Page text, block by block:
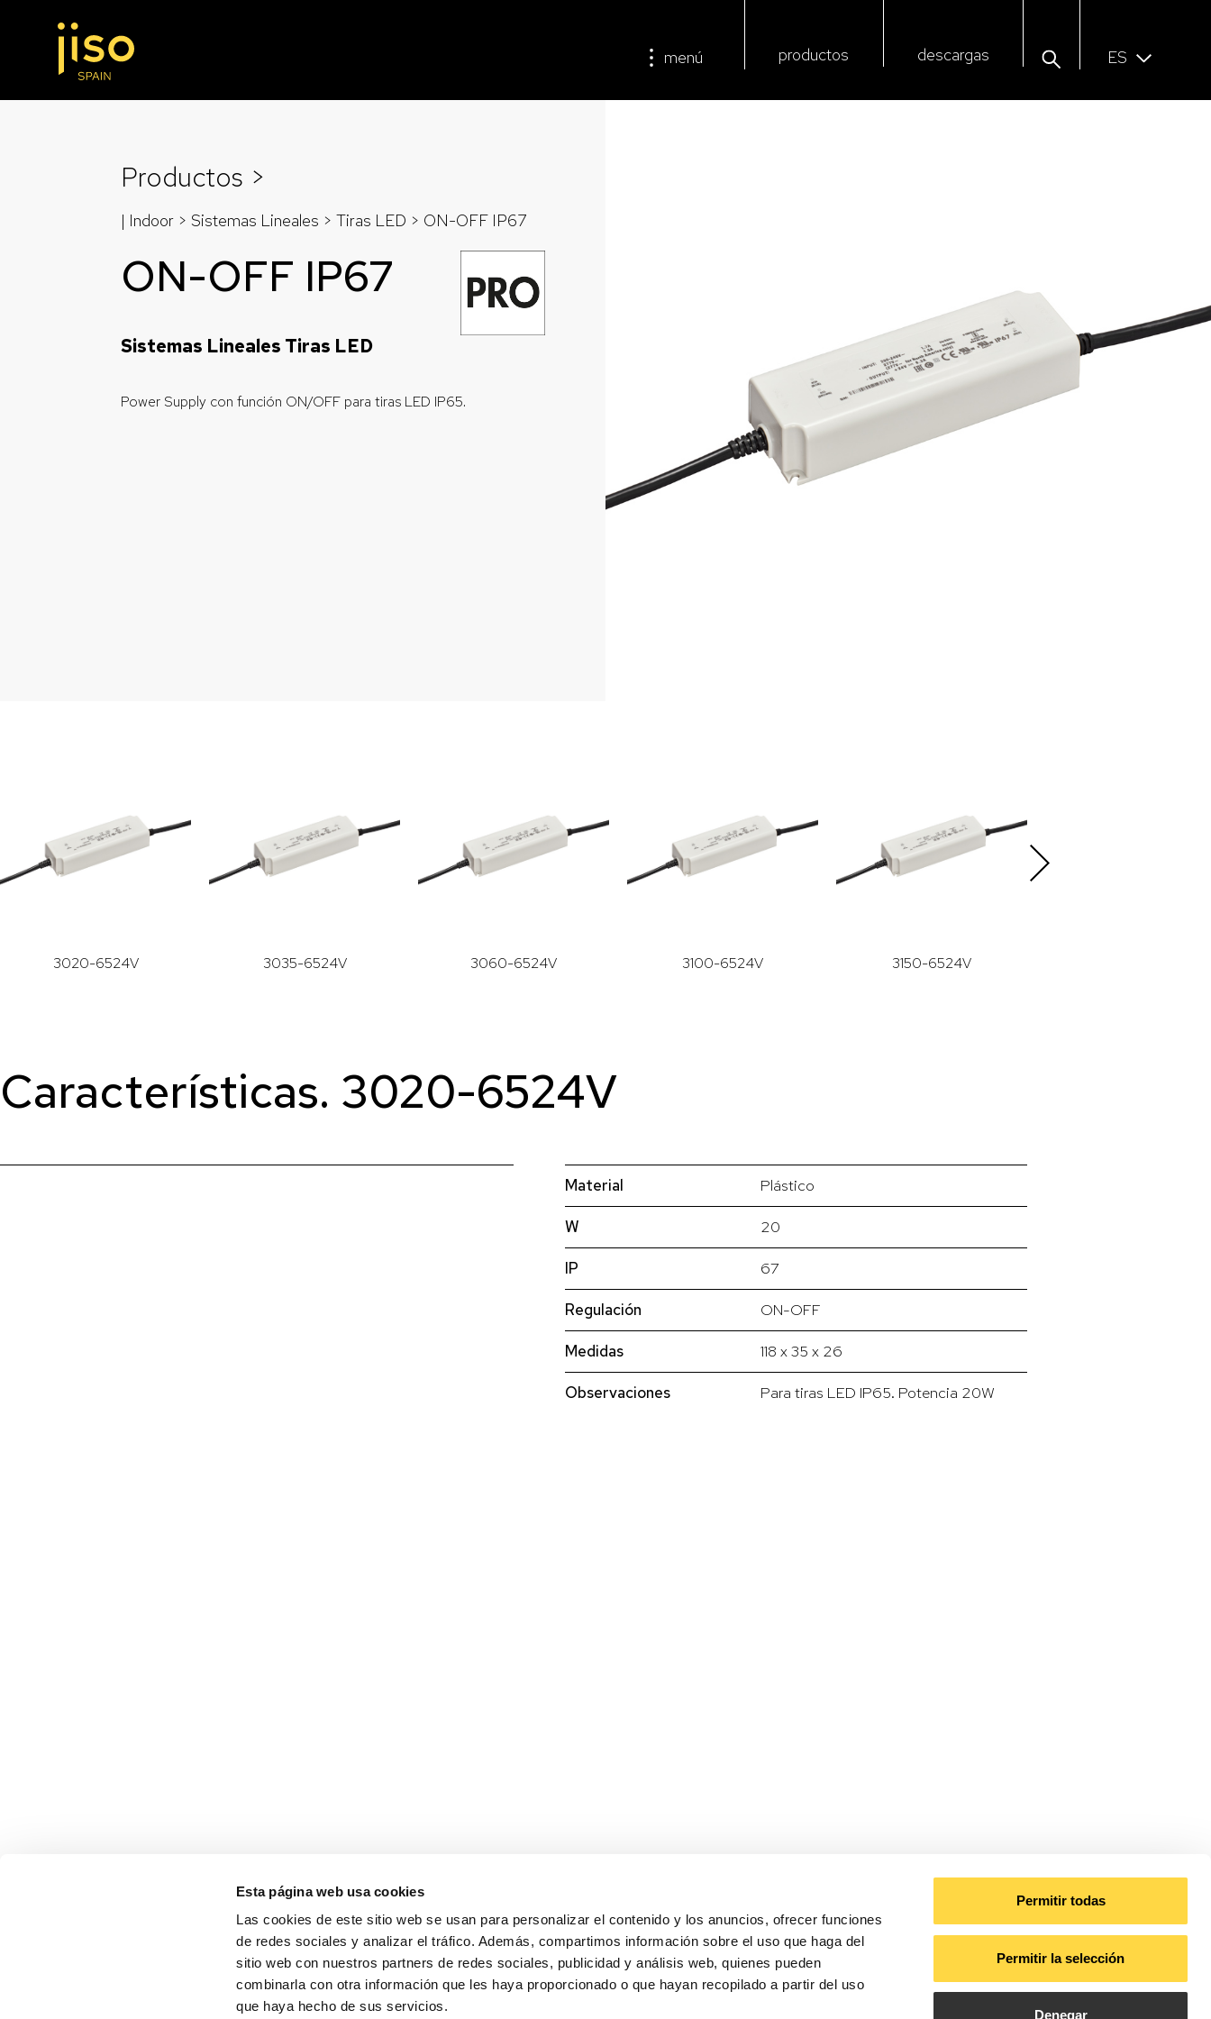
Esta página web usa cookies
Las cookies de este sitio web se usan para personalizar el contenido y los anuncios, ofrecer funciones
de redes sociales y analizar el tráfico. Además, compartimos información sobre el uso que haga del
sitio web con nuestros partners de redes sociales, publicidad y análisis web, quienes pueden
combinarla con otra información que les haya proporcionado o que hayan recopilado a partir del uso
que haya hecho de sus servicios.
Permitir todas
Permitir la selección
Denegar
menú productos descargas ES
Productos >
| Indoor > Sistemas Lineales >Tiras LED > ON-OFF IP67
ON-OFF IP67
Sistemas Lineales Tiras LED
Power Supply con función ON/OFF para tiras LED IP65.
3020-6524V 3035-6524V 3060-6524V 3100-6524V 3150-6524V
Características. 3020-6524V
Material Plástico
W 20
IP 67
Regulación ON-OFF
Medidas 118 x 35 x 26
Observaciones Para tiras LED IP65. Potencia 20W
Descargas
Ficha técnica
Certificado de garantía
Folleto